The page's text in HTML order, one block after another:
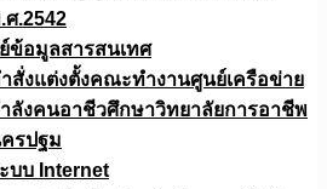
ศ.2542
ข้อมูลสารสนเทศ
สั่งแต่งตั้งคณะทำงานศูนย์เครือข่าย
ลังคนอาชีวศึกษาวิทยาลัยการอาชีพ
รปฐม
บบ Internet